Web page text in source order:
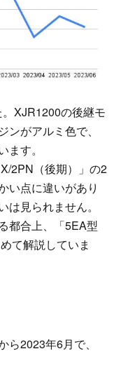
XJR1200の後継モ
がアルミ色で、
す。
2PN（後期）」の2
い点に違いがあり
見られません。
都合上、「5EA型
て解説していま
2023年6月で、